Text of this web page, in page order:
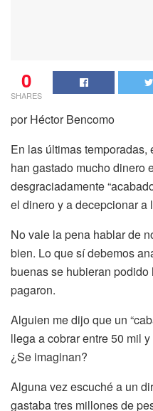
0
SHARES
por Héctor Bencomo
En las últimas
han gastado mucho dinero
desgraciadamente
el dinero y a decepcionar a
No vale la pena hablar de
bien. Lo que sí debemos
buenas se hubieran
pagaron.
Alguien me dijo que un
llega a cobrar entre 50 mil
¿Se imaginan?
Alguna vez escuché a un
gastaba tres millones de